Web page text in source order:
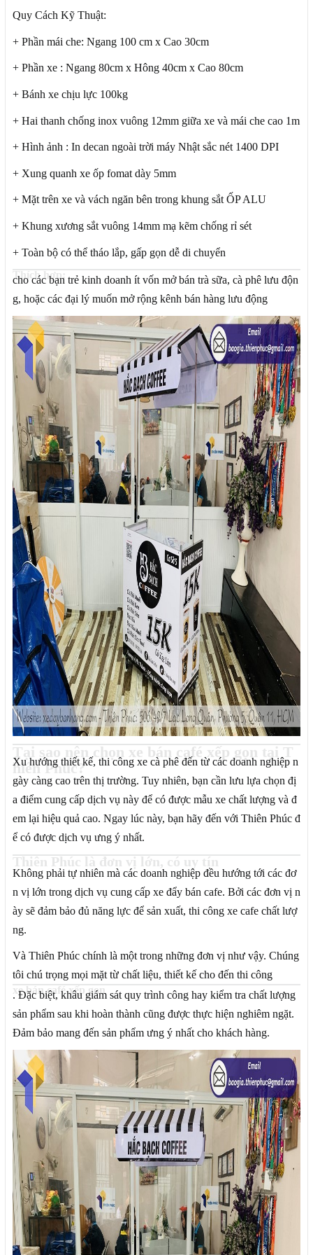
Quy Cách Kỹ Thuật:
+ Phần mái che: Ngang 100 cm x Cao 30cm
+ Phần xe : Ngang 80cm x Hông 40cm x Cao 80cm
+ Bánh xe chịu lực 100kg
+ Hai thanh chống inox vuông 12mm giữa xe và mái che cao 1m
+ Hình ảnh : In decan ngoài trời máy Nhật sắc nét 1400 DPI
+ Xung quanh xe ốp fomat dày 5mm
+ Mặt trên xe và vách ngăn bên trong khung sắt ỐP ALU
+ Khung xương sắt vuông 14mm mạ kẽm chống rỉ sét
+ Toàn bộ có thể tháo lắp, gấp gọn dễ di chuyển
Thích hợp:
cho các bạn trẻ kinh doanh ít vốn mở bán trà sữa, cà phê lưu độn
g, hoặc các đại lý muốn mở rộng kênh bán hàng lưu động
Tại sao nên chọn xe bán café xếp gọn tại T
hiên Phúc?
Xu hướng thiết kế, thi công xe cà phê đến từ các doanh nghiệp n
gày càng cao trên thị trường. Tuy nhiên, bạn cần lưu lựa chọn đị
a điểm cung cấp dịch vụ này để có được mẫu xe chất lượng và đ
em lại hiệu quả cao. Ngay lúc này, bạn hãy đến với Thiên Phúc đ
ể có được dịch vụ ưng ý nhất.
Thiên Phúc là đơn vị lớn, có uy tín
Không phải tự nhiên mà các doanh nghiệp đều hướng tới các đơ
n vị lớn trong dịch vụ cung cấp xe đẩy bán cafe. Bởi các đơn vị n
ày sẽ đảm bảo đủ năng lực để sản xuất, thi công xe cafe chất lượ
ng.
Và Thiên Phúc chính là một trong những đơn vị như vậy. Chúng
tôi chú trọng mọi mặt từ chất liệu, thiết kế cho đến thi công
xe bán café xếp gọn
. Đặc biệt, khâu giám sát quy trình công hay kiểm tra chất lượng
sản phẩm sau khi hoàn thành cũng được thực hiện nghiêm ngặt.
Đảm bảo mang đến sản phẩm ưng ý nhất cho khách hàng.